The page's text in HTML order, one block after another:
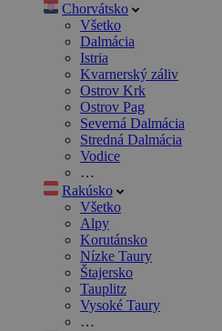
Chorvátsko
Všetko
Dalmácia
Istria
Kvarnerský záliv
Ostrov Krk
Ostrov Pag
Severná Dalmácia
Stredná Dalmácia
Vodice
…
Rakúsko
Všetko
Alpy
Korutánsko
Nízke Taury
Štajersko
Tauplitz
Vysoké Taury
…